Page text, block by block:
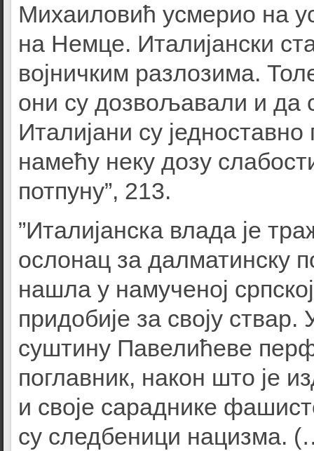
Михаиловић усмерио на
на Немце. Италијански
војничким разлозима.
они су дозвољавали и да
Италијани су
намећу неку дозу
потпуну”, 213.
”Италијанска влада је
ослонац за далматинску
нашла у намученој
придобије за своју
суштину Павелићеве
поглавник, након што је
и своје сараднике
су следбеници нацизма.